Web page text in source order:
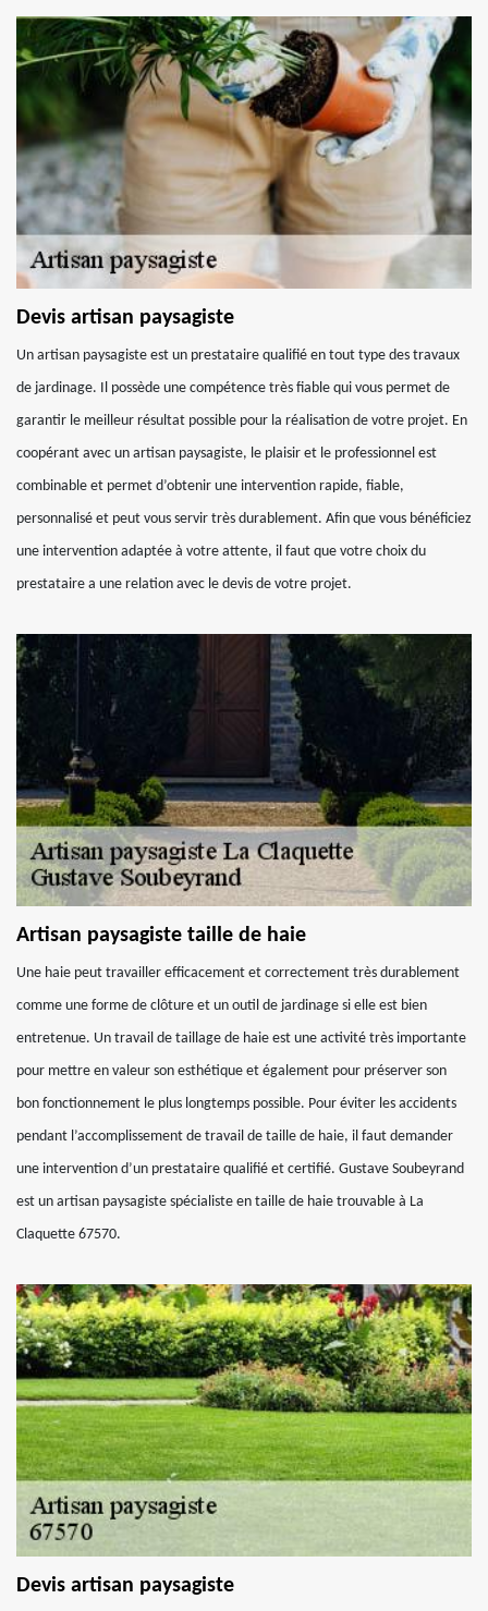
Devis artisan paysagiste
Un artisan paysagiste est un prestataire qualifié en tout type des travaux
de jardinage. Il possède une compétence très fiable qui vous permet de
garantir le meilleur résultat possible pour la réalisation de votre projet. En
coopérant avec un artisan paysagiste, le plaisir et le professionnel est
combinable et permet d’obtenir une intervention rapide, fiable,
personnalisé et peut vous servir très durablement. Afin que vous bénéficiez
une intervention adaptée à votre attente, il faut que votre choix du
prestataire a une relation avec le devis de votre projet.
Artisan paysagiste taille de haie
Une haie peut travailler efficacement et correctement très durablement
comme une forme de clôture et un outil de jardinage si elle est bien
entretenue. Un travail de taillage de haie est une activité très importante
pour mettre en valeur son esthétique et également pour préserver son
bon fonctionnement le plus longtemps possible. Pour éviter les accidents
pendant l’accomplissement de travail de taille de haie, il faut demander
une intervention d’un prestataire qualifié et certifié. Gustave Soubeyrand
est un artisan paysagiste spécialiste en taille de haie trouvable à La
Claquette 67570.
Devis artisan paysagiste